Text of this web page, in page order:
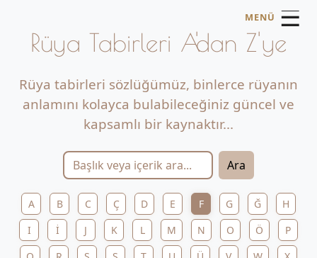
MENÜ ☰
Rüya Tabirleri A'dan Z'ye
Rüya tabirleri sözlüğümüz, binlerce rüyanın
anlamını kolayca bulabileceğiniz güncel ve
kapsamlı bir kaynaktır...
Ara
A B C Ç D E F G Ğ
H
I
İ J K L M N O Ö
P